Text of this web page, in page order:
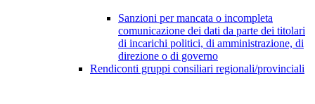
Sanzioni per mancata o incompleta
comunicazione dei dati da parte dei titolari
di incarichi politici, di amministrazione, di
direzione o di governo
Rendiconti gruppi consiliari regionali/provinciali